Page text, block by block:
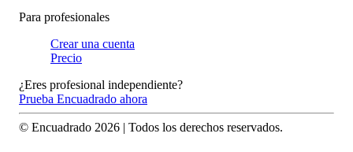
Para profesionales
Crear una cuenta
Precio
¿Eres profesional independiente?
Prueba Encuadrado ahora
© Encuadrado 2026 | Todos los derechos reservados.